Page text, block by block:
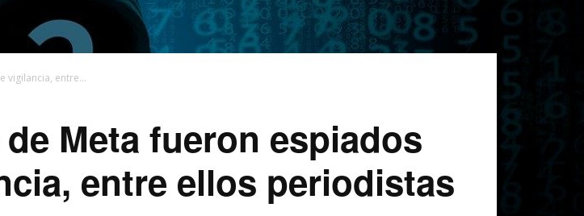
vigilancia, entre...
Meta fueron espiados
entre ellos periodistas